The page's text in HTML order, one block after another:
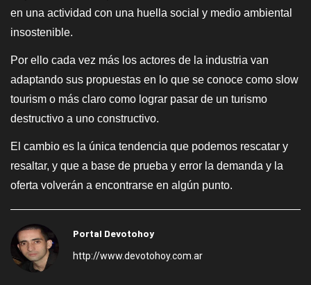
en una actividad con una huella social y medio ambiental
insostenible.
Por ello cada vez más los actores de la industria van
adaptando sus propuestas en lo que se conoce como slow
tourism o más claro como lograr pasar de un turismo
destructivo a uno constructivo.
El cambio es la única tendencia que podemos rescatar y
resaltar, y que a base de prueba y error la demanda y la
oferta volverán a encontrarse en algún punto.
Portal Devotohoy
http://www.devotohoy.com.ar